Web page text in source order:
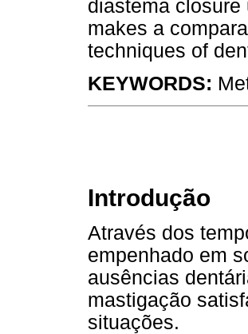
diastema
makes a
techniques of
KEYWORDS:
Introdução
Através dos
empenhado em
ausências
mastigação
situações.